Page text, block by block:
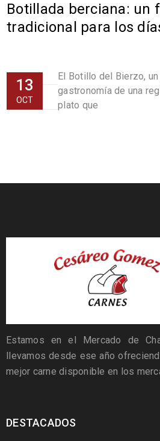
Botillada berciana: un
tradicional para los
13
OCT
El Botillo del Bierzo,
gastronomía de una
plato que
Estamos en el Mercado de
llevamos desde ese año
mejor carne disponible en los
DESTACADOS